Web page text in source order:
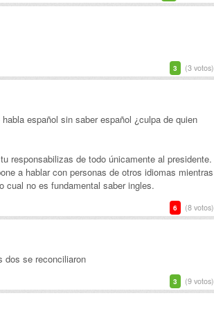
3 (3 votos)
español sin saber español ¿culpa de quien
responsabilizas de todo únicamente al presidente.
a hablar con personas de otros idiomas mientras
cual no es fundamental saber ingles.
6 (8 votos)
dos se reconciliaron
3 (9 votos)